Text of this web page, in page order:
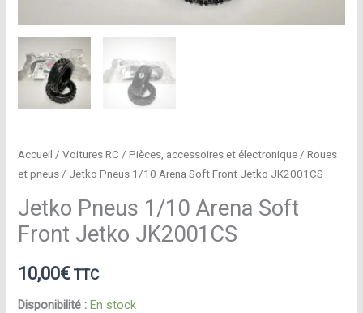
Accueil /Voitures RC /Pièces, accessoires et électronique /Roues
et pneus / Jetko Pneus 1/10 Arena Soft Front Jetko JK2001CS
Jetko Pneus 1/10 Arena Soft
Front Jetko JK2001CS
10,00€ TTC
Disponibilité : En stock